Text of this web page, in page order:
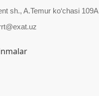
sh., A.Temur ko‘chasi